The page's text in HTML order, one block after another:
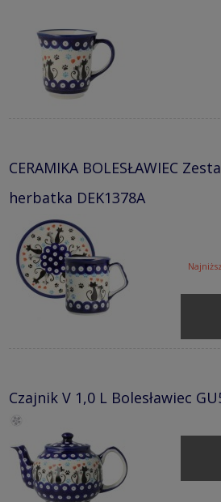
CERAMIKA BOLESŁAWIEC
herbatka DEK1378A
Czajnik V 1,0 L Bolesławiec